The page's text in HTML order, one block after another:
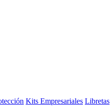
Kits Empresariales Libretas